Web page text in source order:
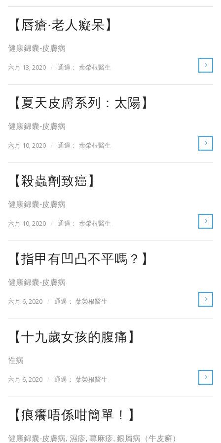
【唇瘡‧老人癡呆】
健康錦囊-皮膚病
六月 13, 2020 / 通過： 葉榮根醫生
【夏天皮膚系列：太陽】
健康錦囊-皮膚病
六月 10, 2020 / 通過： 葉榮根醫生
【殺蟲劑致癌】
健康錦囊-皮膚病
六月 10, 2020 / 通過： 葉榮根醫生
【指甲有凹凸不平嗎？】
健康錦囊-皮膚病
六月 6, 2020 / 通過： 葉榮根醫生
【十九歲女孩的腹痛】
性病
六月 6, 2020 / 通過： 葉榮根醫生
【痕癢唔係咁簡單！】
健康錦囊-皮膚病, 濕疹, 蕁麻疹, 銀屑病（牛皮癬）